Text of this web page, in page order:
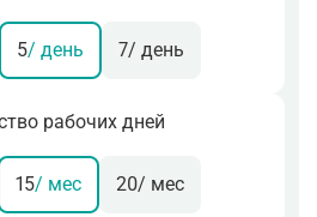
5/ день 7/ день
рабочих дней
15/ мес 20/ мес